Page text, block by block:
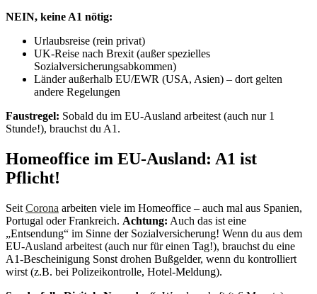
NEIN, keine A1 nötig:
Urlaubsreise (rein privat)
UK-Reise nach Brexit (außer spezielles
Sozialversicherungsabkommen)
Länder außerhalb EU/EWR (USA, Asien) – dort gelten
andere Regelungen
Faustregel: Sobald du im EU-Ausland arbeitest (auch nur 1
Stunde!), brauchst du A1.
Homeoffice im EU-Ausland: A1 ist
Pflicht!
Seit Corona arbeiten viele im Homeoffice – auch mal aus Spanien,
Portugal oder Frankreich. Achtung: Auch das ist eine
„Entsendung“ im Sinne der Sozialversicherung! Wenn du aus dem
EU-Ausland arbeitest (auch nur für einen Tag!), brauchst du eine
A1-Bescheinigung Sonst drohen Bußgelder, wenn du kontrolliert
wirst (z.B. bei Polizeikontrolle, Hotel-Meldung).